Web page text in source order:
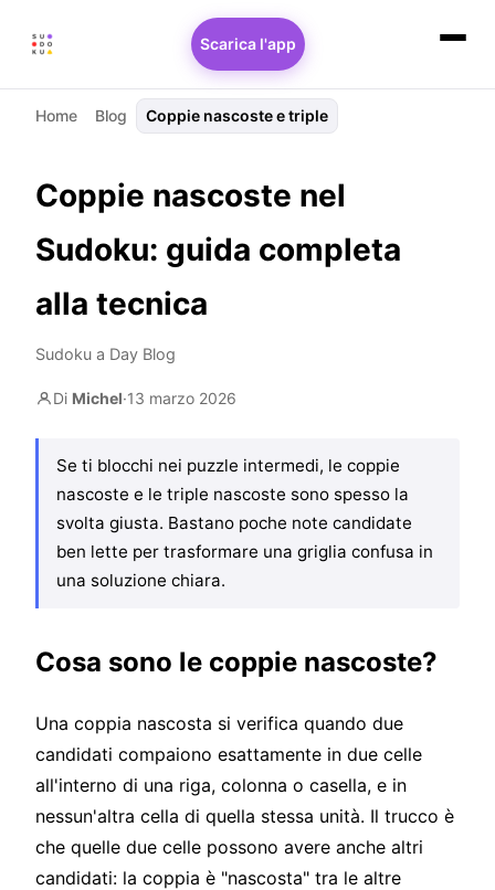
Scarica l'app
Home Blog Coppie nascoste e triple
Coppie nascoste nel
Sudoku: guida completa
alla tecnica
Sudoku a Day Blog
Di Michel·13 marzo 2026
Se ti blocchi nei puzzle intermedi, le coppie
nascoste e le triple nascoste sono spesso la
svolta giusta. Bastano poche note candidate
ben lette per trasformare una griglia confusa in
una soluzione chiara.
Cosa sono le coppie nascoste?
Una coppia nascosta si verifica quando due
candidati compaiono esattamente in due celle
all'interno di una riga, colonna o casella, e in
nessun'altra cella di quella stessa unità. Il trucco è
che quelle due celle possono avere anche altri
candidati: la coppia è "nascosta" tra le altre